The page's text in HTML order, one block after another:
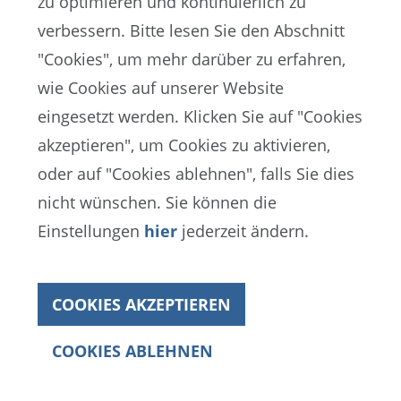
(USA) ihre Unterstützung für die
Friedensbemühungen im Nahen Osten.
Präsident Infantino sagte zu diesem
historischen Ereignis: „Der Fussball soll
auch in schwierigen Zeiten wie während
der COVID-19-Pandemie Positives
bewirken. Ich freue mich daher sehr, dass
die FIFA den positiven Wandel
Bei seinem Besuch in der US-Hauptstadt
Jahresbericht
verbessern. Bitte lesen Sie den Abschnitt
"Cookies", um mehr darüber zu erfahren,
wie Cookies auf unserer Website
eingesetzt werden. Klicken Sie auf "Cookies
akzeptieren", um Cookies zu aktivieren,
oder auf "Cookies ablehnen", falls Sie dies
nicht wünschen. Sie können die
Einstellungen hierjederzeit ändern.
COOKIES AKZEPTIEREN
COOKIES ABLEHNEN